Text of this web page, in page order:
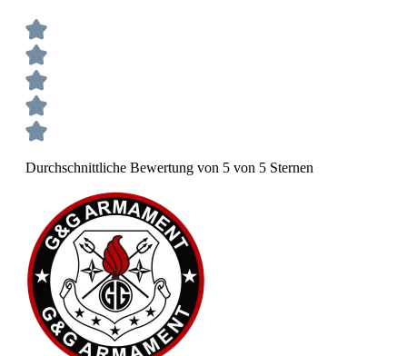
Durchschnittliche Bewertung von 5 von 5 Sternen